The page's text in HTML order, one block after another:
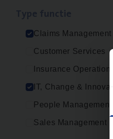
Claims Management
Customer Services
Insurance Operations
IT, Change &
People Management
Sales Management